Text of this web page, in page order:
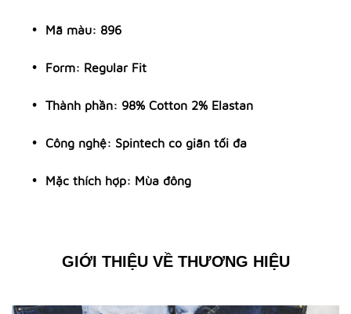
Mã màu: 896
Form: Regular Fit
Thành phần: 98% Cotton 2% Elastan
Công nghệ: Spintech co giãn tối đa
Mặc thích hợp: Mùa đông
GIỚI THIỆU VỀ THƯƠNG HIỆU